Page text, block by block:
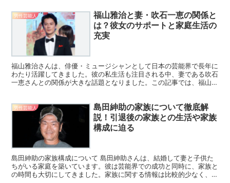
男性芸能人
福山雅治と妻・吹石一恵の関係と
は？彼女のサポートと家庭生活の
充実
福山雅治さんは、俳優・ミュージシャンとして日本の芸能界で長年に
わたり活躍してきました。彼の私生活も注目される中、妻である吹石
一恵さんとの関係が大きな話題となりました。この記事では、福山雅
男性芸能人
島田紳助の家族について徹底解
説！引退後の家族との生活や家族
構成に迫る
島田紳助の家族構成について 島田紳助さんは、結婚して妻と子供た
ちがいる家庭を築いています。彼は芸能界での成功と同時に、家族と
の時間も大切にしてきました。家族に関する情報は比較的少なく、プ